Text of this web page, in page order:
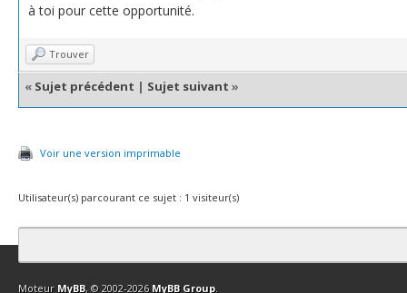
à toi pour cette opportunité.
Trouver
« Sujet précédent | Sujet suivant »
Voir une version imprimable
Utilisateur(s) parcourant ce sujet : 1 visiteur(s)
Contact Club Affiliation Retourner en haut Version bas-débit
Moteur MyBB, © 2002-2026 MyBB Group.